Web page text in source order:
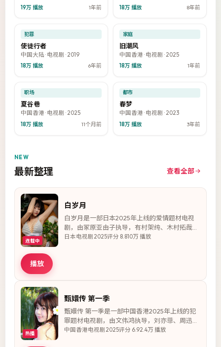
19万 播放 1年前 18万 播放 8年前
热门
犯罪
使徒行者
中国大陆 · 电视剧 · 2019
18万 播放 6年前
热门
家庭
旧潮风
中国香港 · 电视剧 · 2025
18万 播放 1年前
热门
职场
夏谷巷
中国香港 · 电视剧 ·2025
18万 播放 11个月前
热门
都市
春梦
中国香港 · 电视剧 ·2023
18万 播放 3年前
NEW
最新整理 查看全部
连载中
白岁月
白岁月是一部日本2025年上线的爱情题材电视
剧，由冢原亚由子执导，有村架纯、木村拓哉、
绫濑遥等主演。故事以普通社区为背景，在职场
日本电视剧 2025评分 8.810万 播放
播放
热播
甄嬛传 第一季
甄嬛传 第一季是一部中国香港2025年上线的犯
罪题材电视剧，由文伟鸿执导，刘亦菲、周迅、
马国明等主演。故事以民国上海滩为背景，卧底
中国香港电视剧 2025评分 6.92.4万 播放